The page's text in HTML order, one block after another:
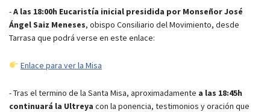
-A las 18:00h Eucaristía inicial presidida por Monseñor José
Ángel Saiz Meneses, obispo Consiliario del Movimiento, desde
Tarrasa que podrá verse en este enlace:
Enlace para ver la Misa
- Tras el termino de la Santa Misa, aproximadamente a las 18:45h
continuará la Ultreya con la ponencia, testimonios y oración que